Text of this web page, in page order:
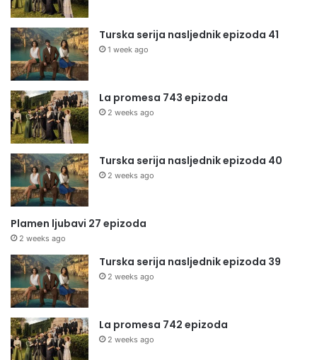
Turska serija nasljednik epizoda 41
1 week ago
La promesa 743 epizoda
2 weeks ago
Turska serija nasljednik epizoda 40
2 weeks ago
Plamen ljubavi 27 epizoda
2 weeks ago
Turska serija nasljednik epizoda 39
2 weeks ago
La promesa 742 epizoda
2 weeks ago